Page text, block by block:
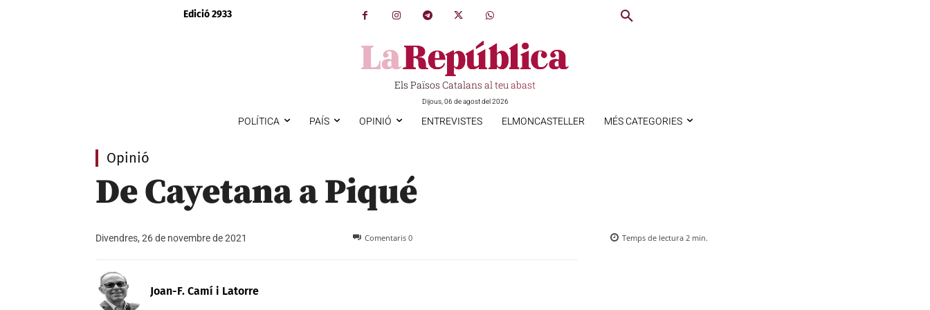
Edició 2933
Els Països Catalans al teu abast
Dijous, 06 de agost del 2026
POLÍTICA PAÍS OPINIÓ ENTREVISTES ELMONCASTELLER MÉS CATEGORIES
Opinió
De Cayetana a Piqué
Divendres, 26 de novembre de 2021 Comentaris 0 Temps de lectura 2 min.
Joan-F. Camí i Latorre